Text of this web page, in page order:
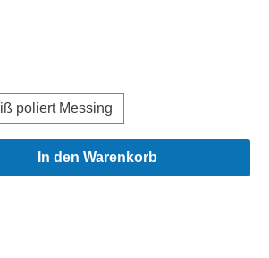
poliert Messing
gewünschten Wert ein
In den Warenkorb